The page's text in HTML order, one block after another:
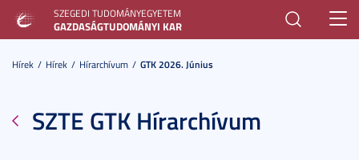
SZEGEDI TUDOMÁNYEGYETEM
GAZDASÁGTUDOMÁNYI KAR
Hírek Hírek Hírarchívum GTK 2026. Június
SZTE GTK Hírarchívum